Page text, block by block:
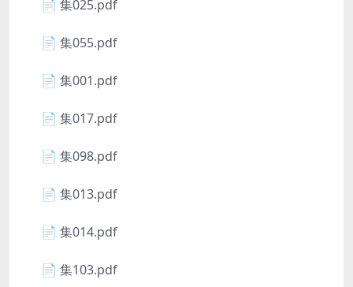
📄 集025.pdf
📄 集055.pdf
📄 集001.pdf
📄 集017.pdf
📄 集098.pdf
📄 集013.pdf
📄 集014.pdf
📄 集103.pdf